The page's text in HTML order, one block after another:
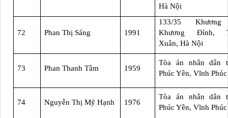
Hà Nội
72 Phan Thị Sáng 1991
133/35
Khương Đình,
Xuân, Hà Nội
73 Phan Thanh Tâm 1959
Tòa án nhân dân
Phúc Yên, Vĩnh Phúc
74 Nguyễn Thị Mỹ Hạnh 1976
Tòa án nhân dân
Phúc Yên, Vĩnh Phúc